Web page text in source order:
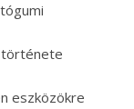
története
eszközökre